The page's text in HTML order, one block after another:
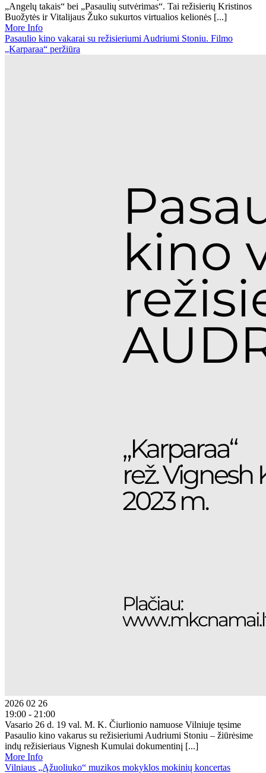
„Angelų takais“ bei „Pasaulių sutvėrimas“. Tai režisierių Kristinos
Buožytės ir Vitalijaus Žuko sukurtos virtualios kelionės [...]
More Info
Pasaulio kino vakarai su režisieriumi Audriumi Stoniu. Filmo
„Karparaa“ peržiūra
2026 02 26
19:00 - 21:00
Vasario 26 d. 19 val. M. K. Čiurlionio namuose Vilniuje tęsime
Pasaulio kino vakarus su režisieriumi Audriumi Stoniu – žiūrėsime
indų režisieriaus Vignesh Kumulai dokumentinį [...]
More Info
Vilniaus „Ąžuoliuko“ muzikos mokyklos mokinių koncertas